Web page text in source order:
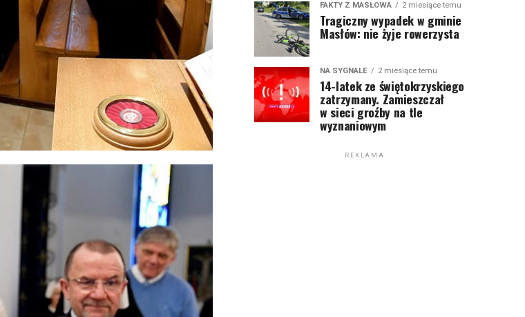
FAKTY Z MASŁOWA 2 miesiące temu
Tragiczny wypadek w gminie
Masłów: nie żyje rowerzysta
NA SYGNALE 2 miesiące temu
14-latek ze świętokrzyskiego
zatrzymany. Zamieszczał
w sieci groźby na tle
wyznaniowym
REKLAMA